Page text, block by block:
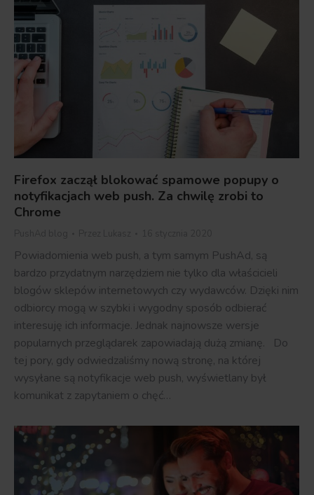
Firefox zaczął blokować spamowe popupy o
notyfikacjach web push. Za chwilę zrobi to
Chrome
Powiadomienia web push, a tym samym PushAd, są
bardzo przydatnym narzędziem nie tylko dla właścicieli
blogów sklepów internetowych czy wydawców. Dzięki nim
odbiorcy mogą w szybki i wygodny sposób odbierać
interesuję ich informacje. Jednak najnowsze wersje
popularnych przeglądarek zapowiadają dużą zmianę. Do
tej pory, gdy odwiedzaliśmy nową stronę, na której
wysyłane są notyfikacje web push, wyświetlany był
komunikat z zapytaniem o chęć…